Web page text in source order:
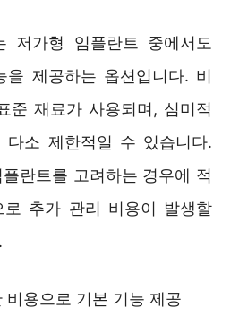
저가형 임플란트 중에서도
을 제공하는 옵션입니다. 비
준 재료가 사용되며, 심미적
다소 제한적일 수 있습니다.
란트를 고려하는 경우에 적
로 추가 관리 비용이 발생할
비용으로 기본 기능 제공